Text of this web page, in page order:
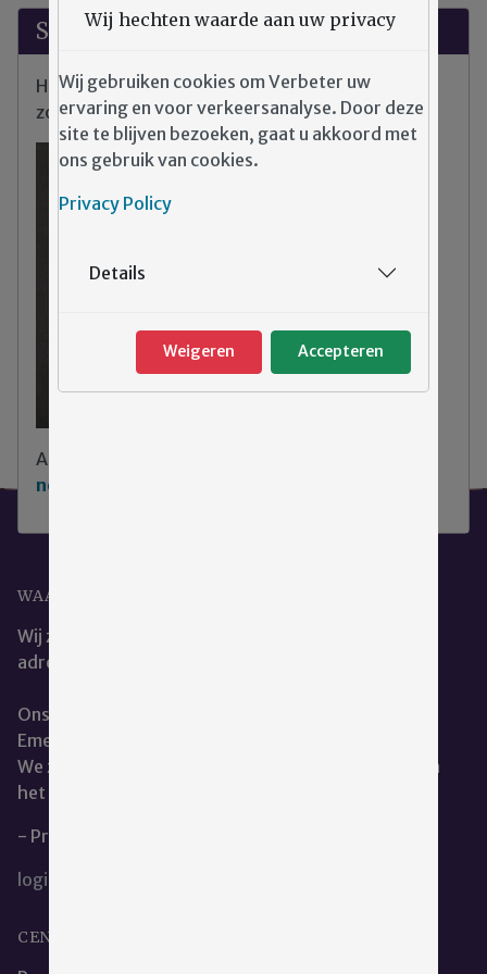
Suggesties?
Heeft u klachten, tips of opmerkingen over de
zorg binnen Emergis?
Aarzel niet
nemen
WAAR KUNT U ONS VINDEN?
Wij zijn het beste te bereiken via ons e-mail
adres:
Ons kantoor is te vinden op de hoofdlocatie van
Emergis te Kloetinge.
We zitten naast de dienst geestelijke verzorging aan
het restaurant.
- Privacy en Cookieverklaring
login
CENTRALE CLIËNTENRAAD EMERGIS
Wij hechten waarde aan uw privacy
Wij gebruiken cookies om Verbeter uw
ervaring en voor verkeersanalyse. Door deze
site te blijven bezoeken, gaat u akkoord met
ons gebruik van cookies.
Privacy Policy
Details
Weigeren Accepteren